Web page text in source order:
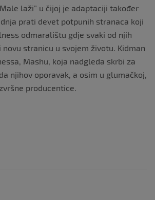
laži” u čijoj je adaptaciji također
prati devet potpunih stranaca koji
odmaralištu gdje svaki od njih
stranicu u svojem životu. Kidman
Mashu, koja nadgleda skrbi za
njihov oporavak, a osim u glumačkoj,
producentice.